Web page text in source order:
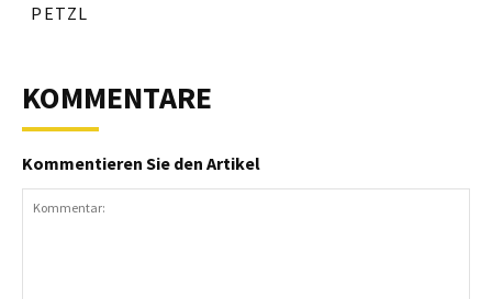
PETZL
KOMMENTARE
Kommentieren Sie den Artikel